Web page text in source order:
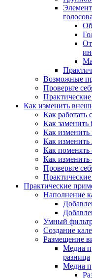
Возможные
Проверьте
Практические
Как изменить
Как работать
Как заменить
Как изменить
Как изменить
Как поменять
Как изменить
Проверьте
Практические
Практические
Наполнение
Умный
Создание
Размещение
Медиа
разница
Медиа